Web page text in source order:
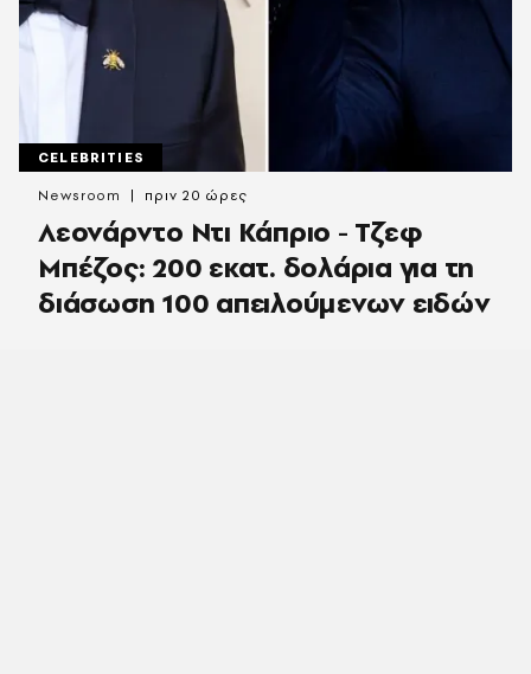
CELEBRITIES
Λεονάρντο Ντι Κάπριο - Τζεφ
Μπέζος: 200 εκατ. δολάρια για τη
διάσωση 100 απειλούμενων ειδών
Newsroom πριν 20 ώρες